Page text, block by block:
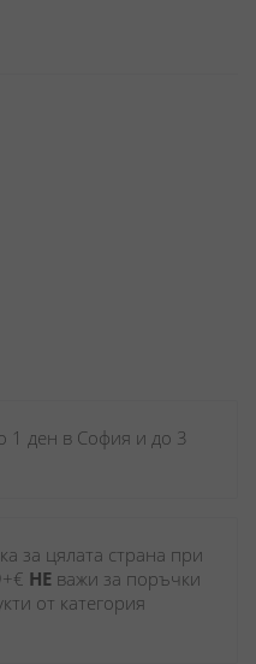
1 ден в София и до 3
за цялата страна при
НЕ важи за поръчки
от категория